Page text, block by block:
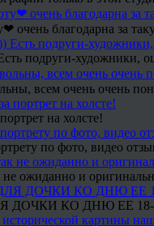
очень благодарна за
подруги-художники,
всем очень очень
на холсте!
по фото, видео
ожиданно и
ДОЧКИ КО ДНЮ ЕЕ